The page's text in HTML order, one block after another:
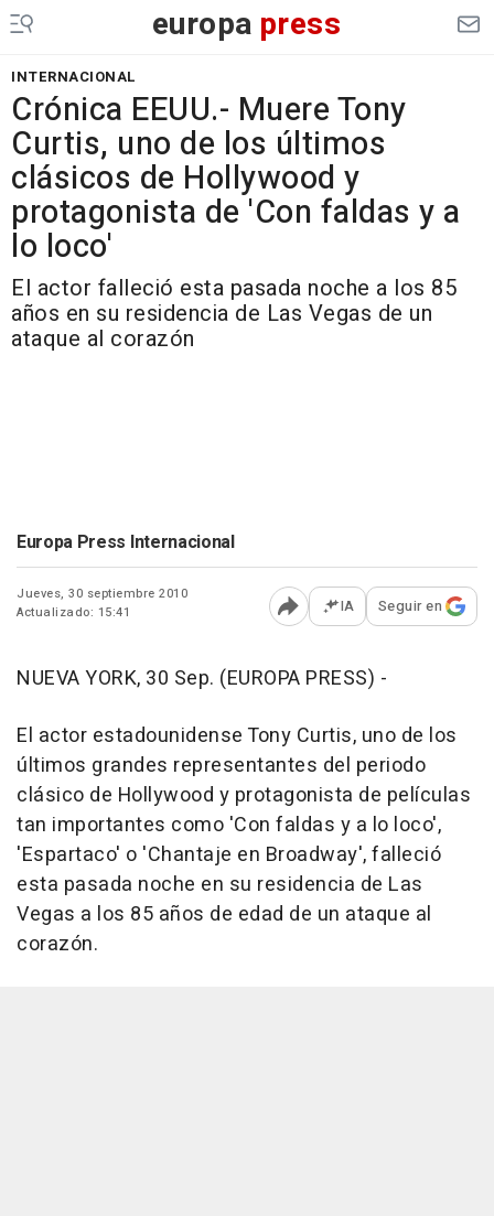
europa press
INTERNACIONAL
Crónica EEUU.- Muere Tony
Curtis, uno de los últimos
clásicos de Hollywood y
protagonista de 'Con faldas y a
lo loco'
El actor falleció esta pasada noche a los 85
años en su residencia de Las Vegas de un
ataque al corazón
Europa Press Internacional
Jueves, 30 septiembre 2010
Actualizado: 15:41
Abrir opciones para
IA Seguir en
NUEVA YORK, 30 Sep. (EUROPA PRESS) -
El actor estadounidense Tony Curtis, uno de los
últimos grandes representantes del periodo
clásico de Hollywood y protagonista de películas
tan importantes como 'Con faldas y a lo loco',
'Espartaco' o 'Chantaje en Broadway', falleció
esta pasada noche en su residencia de Las
Vegas a los 85 años de edad de un ataque al
corazón.